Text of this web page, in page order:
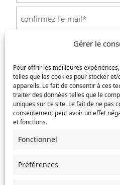
Gérer le
Pour offrir les meilleures
telles que les cookies pour stocker
appareils. Le fait de consentir à ces
traiter des données telles que le
uniques sur ce site. Le fait de ne pas
consentement peut avoir un effet
et fonctions.
Fonctionnel
Préférences
Saisissez
un
e-
(Nécessaire)
Service concerné(Nécessaire)
Si votre demande concerne
de mariage, choisissez l'Etat-
Objet